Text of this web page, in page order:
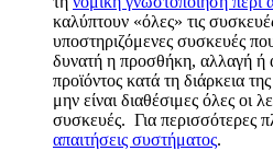
καλύπτουν «όλες» τις
υποστηριζόμενες συσκευές
δυνατή η προσθήκη, αλλαγή ή
προϊόντος κατά τη διάρκεια
μην είναι διαθέσιμες όλες οι
συσκευές. Για περισσότερες
απαιτήσεις συστήματος.